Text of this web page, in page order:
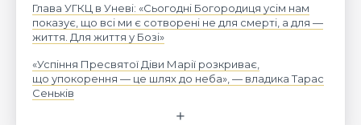
Глава УГКЦ в Уневі: «Сьогодні Богородиця усім нам
показує, що всі ми є сотворені не для смерті, а для —
життя. Для життя у Бозі»
«Успіння Пресвятої Діви Марії розкриває,
що упокорення — це шлях до неба», — владика Тарас
Сеньків